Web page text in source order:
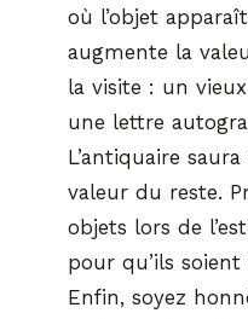
où l’objet
augmente la
la visite : un
une lettre
L’antiquaire
valeur du reste.
objets lors de
pour qu’ils soient
Enfin, soyez